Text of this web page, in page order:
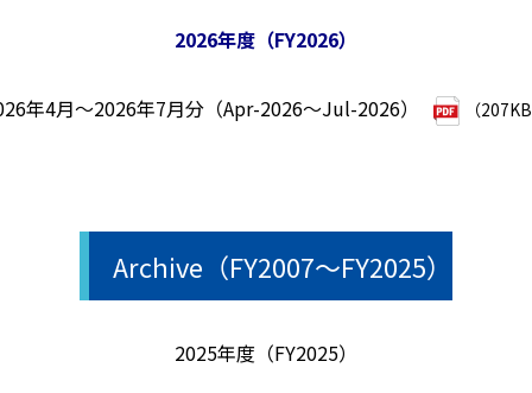
2026年度（FY2026）
年4月～2026年7月分（Apr-2026～Jul-2026） （
Archive（FY2007～FY2025）
2025年度（FY2025）